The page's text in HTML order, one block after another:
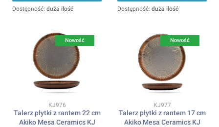
Dostępność: duża ilość Dostępność: duża ilość
Nowość
Kod produktu
KJ976
Talerz płytki z rantem 22 cm
Akiko Mesa Ceramics KJ
Nowość
Kod produktu
KJ977
Talerz płytki z rantem 17 cm
Akiko Mesa Ceramics KJ